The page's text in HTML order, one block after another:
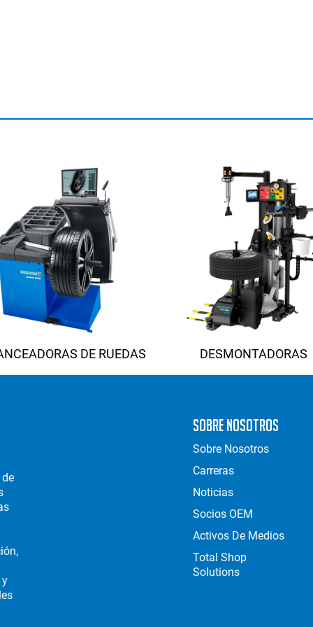
DE RUEDAS DESMONTADORAS
y
Sobre Nosotros
Sobre Nosotros
Carreras
Noticias
Socios OEM
Activos De Medios
Total Shop
Solutions